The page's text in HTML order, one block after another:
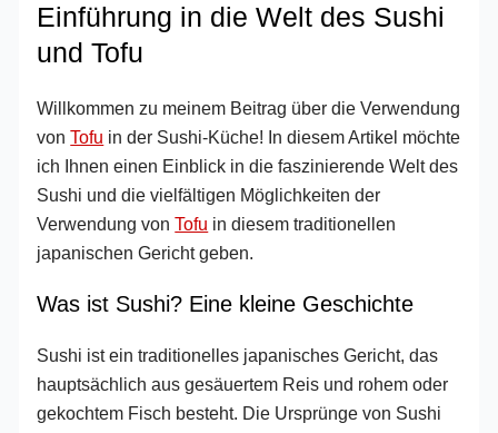
Einführung in die Welt des Sushi
und Tofu
Willkommen zu meinem Beitrag über die Verwendung
vonTofu in der Sushi-Küche! In diesem Artikel möchte
ich Ihnen einen Einblick in die faszinierende Welt des
Sushi und die vielfältigen Möglichkeiten der
Verwendung vonTofu in diesem traditionellen
japanischen Gericht geben.
Was ist Sushi? Eine kleine Geschichte
Sushi ist ein traditionelles japanisches Gericht, das
hauptsächlich aus gesäuertem Reis und rohem oder
gekochtem Fisch besteht. Die Ursprünge von Sushi